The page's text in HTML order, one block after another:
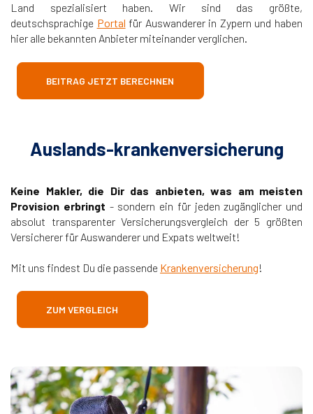
Land spezialisiert haben. Wir sind das größte,
deutschsprachige Portal für Auswanderer in Zypern und haben
hier alle bekannten Anbieter miteinander verglichen.
BEITRAG JETZT BERECHNEN
Auslands-krankenversicherung
Keine Makler, die Dir das anbieten, was am meisten
Provision erbringt - sondern ein für jeden zugänglicher und
absolut transparenter Versicherungsvergleich der 5 größten
Versicherer für Auswanderer und Expats weltweit!
Mit uns findest Du die passende Krankenversicherung!
ZUM VERGLEICH